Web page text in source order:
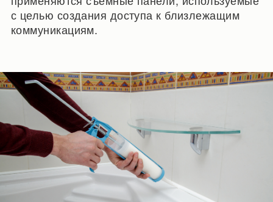
с целью создания доступа к близлежащим
коммуникациям.